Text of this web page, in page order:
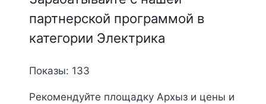
партнерской программой в
категории Электрика
Показы: 133
Рекомендуйте площадку Архыз и цены и